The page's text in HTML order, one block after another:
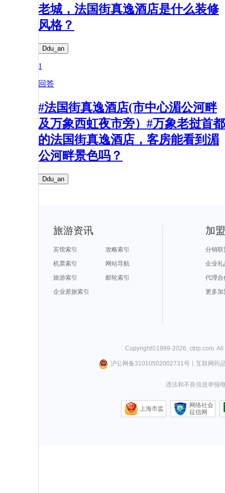
老城，法国街真逸酒店是什么装修
风格？
Ddu_an
1
回答
#法国街真逸酒店(市中心湄公河畔
及万象西虹夜市旁）#万象老挝首都
的法国街真逸酒店，客房能看到湄
公河畔景色吗？
Ddu_an
旅游资讯
宾馆索引
攻略索引
机票索引
网站导航
旅游索引
邮轮索引
企业差旅索引
加
分销联
企业礼
代理合
更多加
Copyright©1999-2026 ctrip.com .
沪公网备31010502002731号丨 互联网药
违法和不良信息举报
上海市监
网络社会
征信网